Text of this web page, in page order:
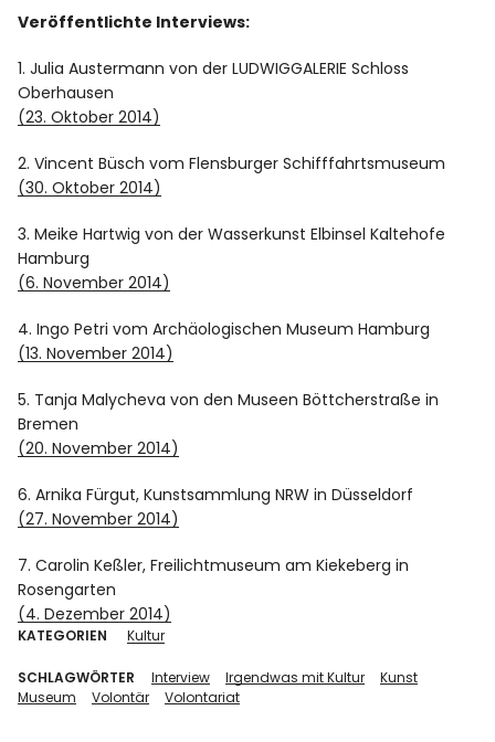
Veröffentlichte Interviews:
1. Julia Austermann von der LUDWIGGALERIE Schloss
Oberhausen
(23. Oktober 2014)
2. Vincent Büsch vom Flensburger Schifffahrtsmuseum
(30. Oktober 2014)
3. Meike Hartwig von der Wasserkunst Elbinsel Kaltehofe
Hamburg
(6. November 2014)
4. Ingo Petri vom Archäologischen Museum Hamburg
(13. November 2014)
5. Tanja Malycheva von den Museen Böttcherstraße in
Bremen
(20. November 2014)
6. Arnika Fürgut, Kunstsammlung NRW in Düsseldorf
(27. November 2014)
7. Carolin Keßler, Freilichtmuseum am Kiekeberg in
Rosengarten
(4. Dezember 2014)
KATEGORIEN Kultur
SCHLAGWÖRTER Interview Irgendwas mit Kultur
Kunst
Museum
Volontär Volontariat